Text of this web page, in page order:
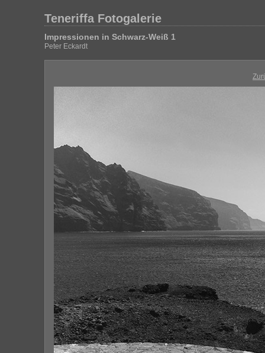
Teneriffa Fotogalerie
Impressionen in Schwarz-Weiß 1
Peter Eckardt